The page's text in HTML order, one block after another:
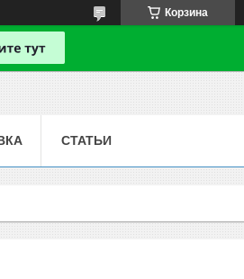
Корзина
СТАТЬИ